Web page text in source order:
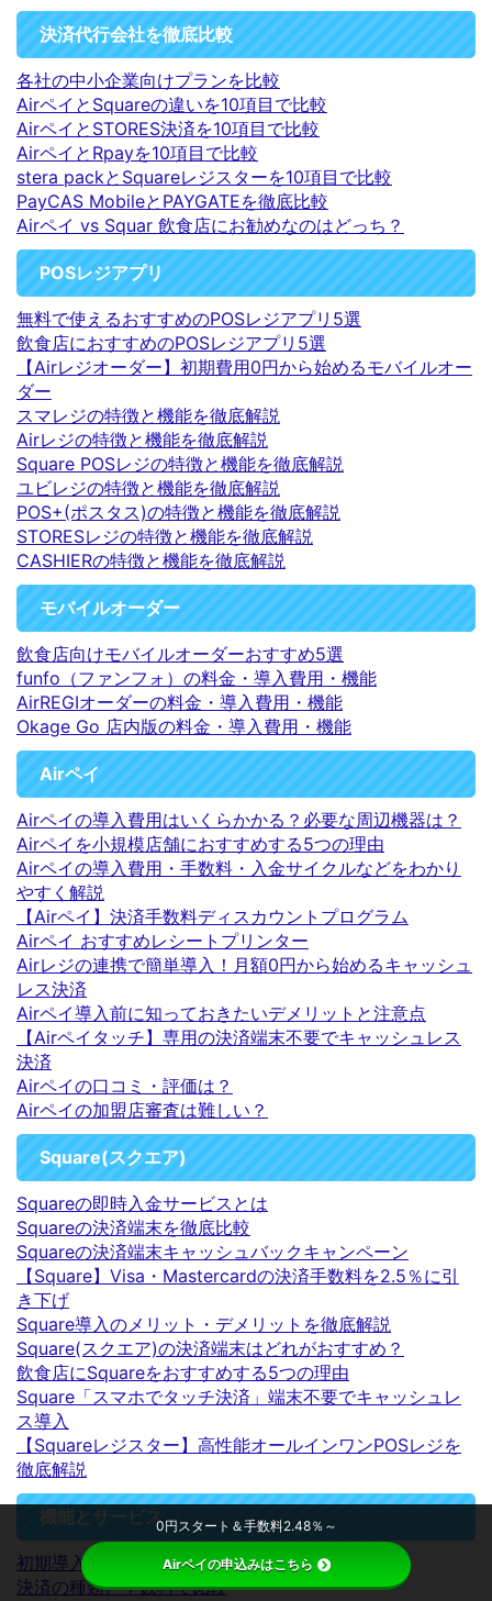
決済代行会社を徹底比較
各社の中小企業向けプランを比較
AirペイとSquareの違いを10項目で比較
AirペイとSTORES決済を10項目で比較
AirペイとRpayを10項目で比較
stera packとSquareレジスターを10項目で比較
PayCAS MobileとPAYGATEを徹底比較
Airペイ vs Squar 飲食店にお勧めなのはどっち？
POSレジアプリ
無料で使えるおすすめのPOSレジアプリ5選
飲食店におすすめのPOSレジアプリ5選
【Airレジオーダー】初期費用0円から始めるモバイルオー
ダー
スマレジの特徴と機能を徹底解説
Airレジの特徴と機能を徹底解説
Square POSレジの特徴と機能を徹底解説
ユビレジの特徴と機能を徹底解説
POS+(ポスタス)の特徴と機能を徹底解説
STORESレジの特徴と機能を徹底解説
CASHIERの特徴と機能を徹底解説
モバイルオーダー
飲食店向けモバイルオーダーおすすめ5選
funfo（ファンフォ）の料金・導入費用・機能
AirREGIオーダーの料金・導入費用・機能
Okage Go 店内版の料金・導入費用・機能
Airペイ
Airペイの導入費用はいくらかかる？必要な周辺機器は？
Airペイを小規模店舗におすすめする5つの理由
Airペイの導入費用・手数料・入金サイクルなどをわかり
やすく解説
【Airペイ】決済手数料ディスカウントプログラム
Airペイ おすすめレシートプリンター
Airレジの連携で簡単導入！月額0円から始めるキャッシュ
レス決済
Airペイ導入前に知っておきたいデメリットと注意点
【Airペイタッチ】専用の決済端末不要でキャッシュレス
決済
Airペイの口コミ・評価は？
Airペイの加盟店審査は難しい？
Square(スクエア)
Squareの即時入金サービスとは
Squareの決済端末を徹底比較
Squareの決済端末キャッシュバックキャンペーン
【Square】Visa・Mastercardの決済手数料を2.5％に引
き下げ
Square導入のメリット・デメリットを徹底解説
Square(スクエア)の決済端末はどれがおすすめ？
飲食店にSquareをおすすめする5つの理由
Square「スマホでタッチ決済」端末不要でキャッシュレ
ス導入
【Squareレジスター】高性能オールインワンPOSレジを
徹底解説
機能とサービス
初期導入費用で比較
決済の種類と手数料で比較
0円スタート＆手数料2.48％～
Airペイの申込みはこちら